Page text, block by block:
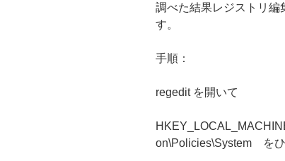
調べた結果レジストリ編
す。
手順：
regedit を開いて
on\Policies\System をひ